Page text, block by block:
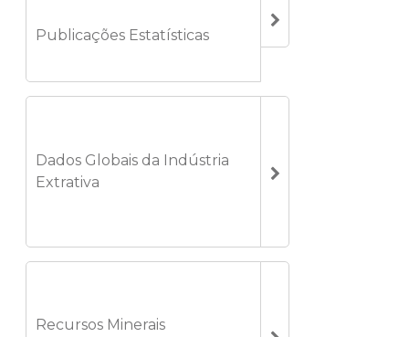
Publicações Estatísticas
Dados Globais da Indústria
Extrativa
Recursos Minerais